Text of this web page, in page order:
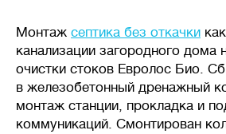
Монтаж септика без откачки
канализации загородного дома
очистки стоков Евролос Био.
в железобетонный дренажный
монтаж станции, прокладка и
коммуникаций. Смонтирован